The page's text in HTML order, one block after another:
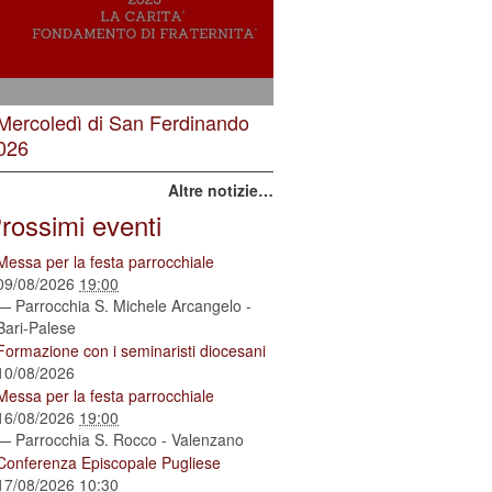
di San Ferdinando
Altre notizie…
eventi
per la festa parrocchiale
08/2026 19:00
Parrocchia S. Michele Arcangelo -
Palese
con i seminaristi diocesani
08/2026
per la festa parrocchiale
08/2026 19:00
Parrocchia S. Rocco - Valenzano
Episcopale Pugliese
08/2026 10:30